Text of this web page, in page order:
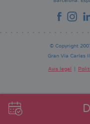
© Copyright
Gran Via Carles
página
Avís legal